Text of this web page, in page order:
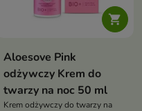

Aloesove Pink
odżywczy Krem do
twarzy na noc 50 ml
Krem odżywczy do twarzy na